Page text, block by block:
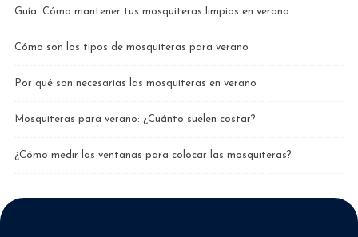
Guía: Cómo mantener tus mosquiteras limpias en verano
Cómo son los tipos de mosquiteras para verano
Por qué son necesarias las mosquiteras en verano
Mosquiteras para verano: ¿Cuánto suelen costar?
¿Cómo medir las ventanas para colocar las mosquiteras?